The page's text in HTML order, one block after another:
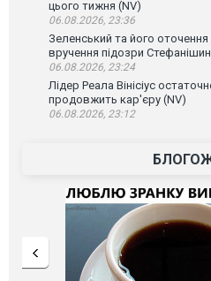
цього тижня (NV)
06.08.2026, 23:36
Зеленський та його оточення
вручення підозри
06.08.2026, 23:24
Лідер Реала Вінісіус
продовжить кар'єру (NV)
06.08.2026, 23:12